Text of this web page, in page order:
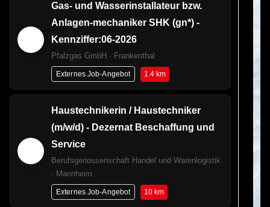
Gas- und Wasserinstallateur bzw.
Anlagen-mechaniker SHK (gn*) -
Kennziffer:06-2026
Pfalzgas GmbH · Frankenthal
Externes Job-Angebot 1.4 km
Haustechnikerin / Haustechniker
(m/w/d) - Dezernat Beschaffung und
Service
Berufsgenossenschaft Handel und Warenlogistik
· Mannheim
Externes Job-Angebot 10 km